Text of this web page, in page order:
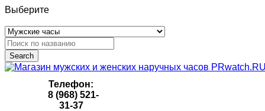
Выберите
Search
Телефон:
8 (968) 521-
31-37